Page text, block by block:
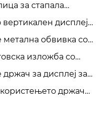
за стапала
станува
во
дисплеј
за модерни
простори
обвивка со
за дисплеј за
изложба со
се неопходни
за дисплеј за
подобрите вашиот
држач